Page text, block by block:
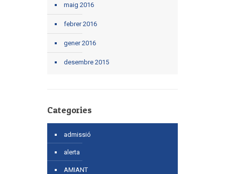
maig 2016
febrer 2016
gener 2016
desembre 2015
Categories
admissió
alerta
AMIANT